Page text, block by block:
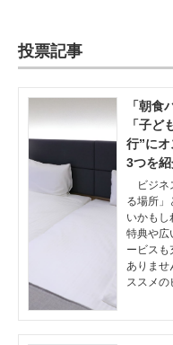
投票記事
「朝食
「子
行”に
3つを
ビジネ
る場所」
いかもし
特典や広
ービスも
ありま
ススメ